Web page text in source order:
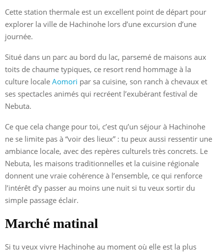
Cette station thermale est un excellent point de départ pour
explorer la ville de Hachinohe lors d’une excursion d’une
journée.
Situé dans un parc au bord du lac, parsemé de maisons aux
toits de chaume typiques, ce resort rend hommage à la
culture locale Aomori par sa cuisine, son ranch à chevaux et
ses spectacles animés qui recréent l’exubérant festival de
Nebuta.
Ce que cela change pour toi, c’est qu’un séjour à Hachinohe
ne se limite pas à “voir des lieux” : tu peux aussi ressentir une
ambiance locale, avec des repères culturels très concrets. Le
Nebuta, les maisons traditionnelles et la cuisine régionale
donnent une vraie cohérence à l’ensemble, ce qui renforce
l’intérêt d’y passer au moins une nuit si tu veux sortir du
simple passage éclair.
Marché matinal
Si tu veux vivre Hachinohe au moment où elle est la plus